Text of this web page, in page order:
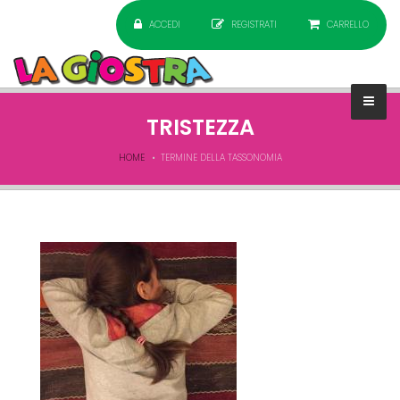
ACCEDI REGISTRATI CARRELLO
TRISTEZZA
HOME TERMINE DELLA TASSONOMIA